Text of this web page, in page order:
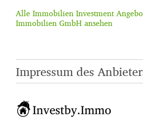
Alle Immobilien Investment
Immobilien GmbH ansehen
Impressum des